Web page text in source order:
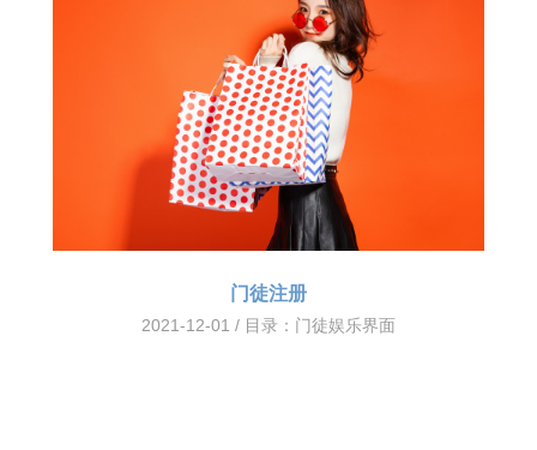
门徒注册
2021-12-01 / 目录： 门徒娱乐界面